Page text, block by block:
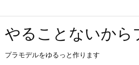
やることないから
プラモデルをゆるっと作ります